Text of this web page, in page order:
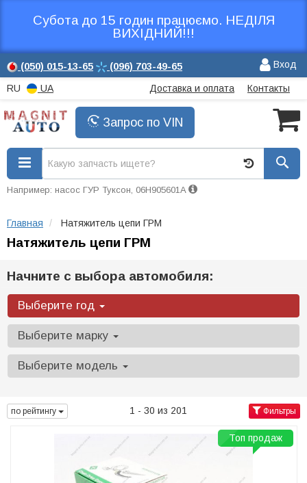
Субота до 15 годин працюємо. НЕДІЛЯ
ВИХІДНИЙ!!!
(050) 015-13-65 (096) 703-49-65 Вход
RU UA Доставка и оплата Контакты
Запрос по VIN
Например: насос ГУР Туксон, 06H905601A
Главная Натяжитель цепи ГРМ
Натяжитель цепи ГРМ
Начните с выбора автомобиля:
Выберите год
Выберите марку
Выберите модель
по рейтингу 1 - 30 из 201 Фильтры
Топ продаж